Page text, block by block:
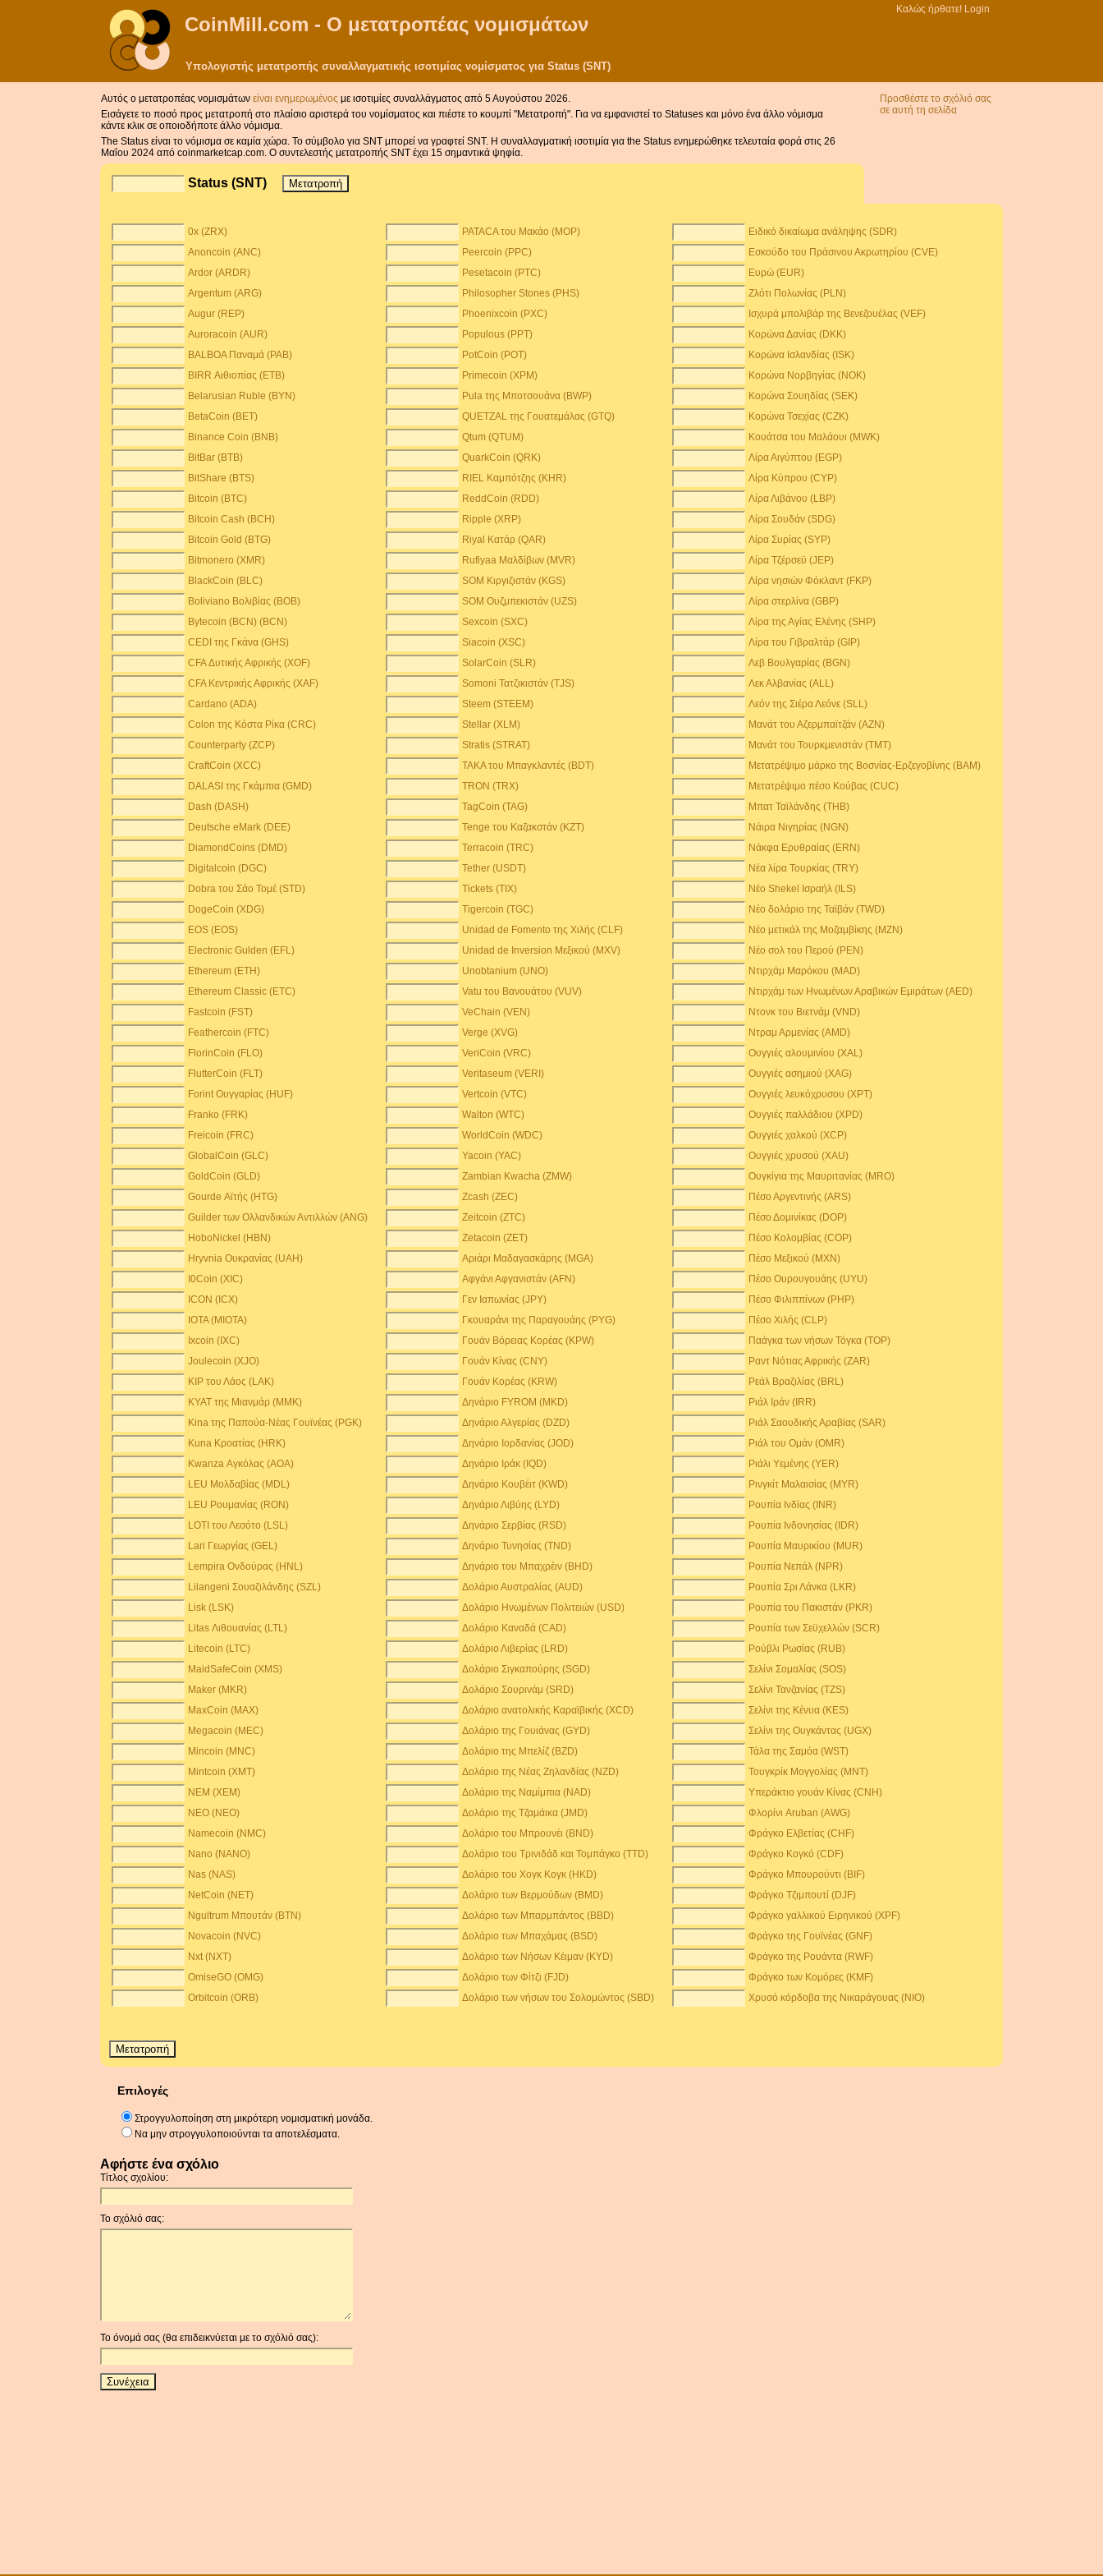
CoinMill.com - Ο μετατροπέας νομισμάτων
Καλώς ήρθατε! Login
Υπολογιστής μετατροπής συναλλαγματικής ισοτιμίας νομίσματος για Status (SNT)
Αυτός ο μετατροπέας νομισμάτων είναι ενημερωμένος με ισοτιμίες συναλλάγματος από 5 Αυγούστου 2026.
Εισάγετε το ποσό προς μετατροπή στο πλαίσιο αριστερά του νομίσματος και πιέστε το κουμπί "Μετατροπή". Για να εμφανιστεί το Statuses και μόνο ένα άλλο νόμισμα
κάντε κλικ σε οποιοδήποτε άλλο νόμισμα.
The Status είναι το νόμισμα σε καμία χώρα. Το σύμβολο για SNT μπορεί να γραφτεί SNT. Η συναλλαγματική ισοτιμία για the Status ενημερώθηκε τελευταία φορά στις 26
Μαΐου 2024 από coinmarketcap.com. Ο συντελεστής μετατροπής SNT έχει 15 σημαντικά ψηφία.
Προσθέστε το σχόλιό σας
σε αυτή τη σελίδα
Status (SNT)
0x (ZRX) PATACA του Μακάο (MOP)
Ειδικό δικαίωμα ανάληψης (SDR)
Anoncoin (ANC)
Peercoin (PPC)
Εσκούδο του Πράσινου Ακρωτηρίου (CVE)
Ardor (ARDR)
Pesetacoin (PTC)
Ευρώ (EUR)
Argentum (ARG)
Philosopher Stones (PHS)
Ζλότι Πολωνίας (PLN)
Augur (REP)
Phoenixcoin (PXC)
Ισχυρά μπολιβάρ της Βενεζουέλας (VEF)
Auroracoin (AUR)
Populous (PPT)
Κορώνα Δανίας (DKK)
BALBOA Παναμά (PAB)
PotCoin (POT)
Κορώνα Ισλανδίας (ISK)
BIRR Αιθιοπίας (ETB)
Primecoin (XPM)
Κορώνα Νορβηγίας (NOK)
Belarusian Ruble (BYN)
Pula της Μποτσουάνα (BWP)
Κορώνα Σουηδίας (SEK)
BetaCoin (BET)
QUETZAL της Γουατεμάλας (GTQ)
Κορώνα Τσεχίας (CZK)
Binance Coin (BNB)
Qtum (QTUM)
Κουάτσα του Μαλάουι (MWK)
BitBar (BTB)
QuarkCoin (QRK)
Λίρα Αιγύπτου (EGP)
BitShare (BTS)
RIEL Καμπότζης (KHR)
Λίρα Κύπρου (CYP)
Bitcoin (BTC)
ReddCoin (RDD)
Λίρα Λιβάνου (LBP)
Bitcoin Cash (BCH)
Ripple (XRP)
Λίρα Σουδάν (SDG)
Bitcoin Gold (BTG)
Riyal Κατάρ (QAR)
Λίρα Συρίας (SYP)
Bitmonero (XMR)
Rufiyaa Μαλδίβων (MVR)
Λίρα Τζέρσεϋ (JEP)
BlackCoin (BLC)
SOM Κιργιζιστάν (KGS)
Λίρα νησιών Φόκλαντ (FKP)
Boliviano Βολιβίας (BOB)
SOM Ουζμπεκιστάν (UZS)
Λίρα στερλίνα (GBP)
Bytecoin (BCN) (BCN)
Sexcoin (SXC)
Λίρα της Αγίας Ελένης (SHP)
CEDI της Γκάνα (GHS)
Siacoin (XSC)
Λίρα του Γιβραλτάρ (GIP)
CFA Δυτικής Αφρικής (XOF)
SolarCoin (SLR)
Λεβ Βουλγαρίας (BGN)
CFA Κεντρικής Αφρικής (XAF)
Somoni Τατζικιστάν (TJS)
Λεκ Αλβανίας (ALL)
Cardano (ADA)
Steem (STEEM)
Λεόν της Σιέρα Λεόνε (SLL)
Colon της Κόστα Ρίκα (CRC)
Stellar (XLM)
Μανάτ του Αζερμπαϊτζάν (AZN)
Counterparty (ZCP)
Stratis (STRAT)
Μανάτ του Τουρκμενιστάν (TMT)
CraftCoin (XCC)
TAKA του Μπαγκλαντές (BDT)
Μετατρέψιμο μάρκο της Βοσνίας-Ερζεγοβίνης (BAM)
DALASI της Γκάμπια (GMD)
TRON (TRX)
Μετατρέψιμο πέσο Κούβας (CUC)
Dash (DASH)
TagCoin (TAG)
Μπατ Ταϊλάνδης (THB)
Deutsche eMark (DEE)
Tenge του Καζακστάν (KZT)
Νάιρα Νιγηρίας (NGN)
DiamondCoins (DMD)
Terracoin (TRC)
Νάκφα Ερυθραίας (ERN)
Digitalcoin (DGC)
Tether (USDT)
Νέα λίρα Τουρκίας (TRY)
Dobra του Σάο Τομέ (STD)
Tickets (TIX)
Νέο Shekel Ισραήλ (ILS)
DogeCoin (XDG)
Tigercoin (TGC)
Νέο δολάριο της Ταϊβάν (TWD)
EOS (EOS)
Unidad de Fomento της Χιλής (CLF)
Νέο μετικάλ της Μοζαμβίκης (MZN)
Electronic Gulden (EFL)
Unidad de Inversion Μεξικού (MXV)
Νέο σολ του Περού (PEN)
Ethereum (ETH)
Unobtanium (UNO)
Ντιρχάμ Μαρόκου (MAD)
Ethereum Classic (ETC)
Vatu του Βανουάτου (VUV)
Ντιρχάμ των Ηνωμένων Αραβικών Εμιράτων (AED)
Fastcoin (FST)
VeChain (VEN)
Ντονκ του Βιετνάμ (VND)
Feathercoin (FTC)
Verge (XVG)
Ντραμ Αρμενίας (AMD)
FlorinCoin (FLO)
VeriCoin (VRC)
Ουγγιές αλουμινίου (XAL)
FlutterCoin (FLT)
Veritaseum (VERI)
Ουγγιές ασημιού (XAG)
Forint Ουγγαρίας (HUF)
Vertcoin (VTC)
Ουγγιές λευκόχρυσου (XPT)
Franko (FRK)
Walton (WTC)
Ουγγιές παλλάδιου (XPD)
Freicoin (FRC)
WorldCoin (WDC)
Ουγγιές χαλκού (XCP)
GlobalCoin (GLC)
Yacoin (YAC)
Ουγγιές χρυσού (XAU)
GoldCoin (GLD)
Zambian Kwacha (ZMW)
Ουγκίγια της Μαυριτανίας (MRO)
Gourde Αϊτής (HTG)
Zcash (ZEC)
Πέσο Αργεντινής (ARS)
Guilder των Ολλανδικών Αντιλλών (ANG)
Zeitcoin (ZTC)
Πέσο Δομινίκας (DOP)
HoboNickel (HBN)
Zetacoin (ZET)
Πέσο Κολομβίας (COP)
Hryvnia Ουκρανίας (UAH)
Αριάρι Μαδαγασκάρης (MGA)
Πέσο Μεξικού (MXN)
I0Coin (XIC)
Αφγάνι Αφγανιστάν (AFN)
Πέσο Ουρουγουάης (UYU)
ICON (ICX)
Γεν Ιαπωνίας (JPY)
Πέσο Φιλιππίνων (PHP)
IOTA (MIOTA)
Γκουαράνι της Παραγουάης (PYG)
Πέσο Χιλής (CLP)
Ixcoin (IXC)
Γουάν Βόρειας Κορέας (KPW)
Παάγκα των νήσων Τόγκα (TOP)
Joulecoin (XJO)
Γουάν Κίνας (CNY)
Ραντ Νότιας Αφρικής (ZAR)
KIP του Λάος (LAK)
Γουάν Κορέας (KRW)
Ρεάλ Βραζιλίας (BRL)
KYAT της Μιανμάρ (MMK)
Δηνάριο FYROM (MKD)
Ριάλ Ιράν (IRR)
Kina της Παπούα-Νέας Γουϊνέας (PGK)
Δηνάριο Αλγερίας (DZD)
Ριάλ Σαουδικής Αραβίας (SAR)
Kuna Κροατίας (HRK)
Δηνάριο Ιορδανίας (JOD)
Ριάλ του Ομάν (OMR)
Kwanza Αγκόλας (AOA)
Δηνάριο Ιράκ (IQD)
Ριάλι Υεμένης (YER)
LEU Μολδαβίας (MDL)
Δηνάριο Κουβέιτ (KWD)
Ρινγκίτ Μαλαισίας (MYR)
LEU Ρουμανίας (RON)
Δηνάριο Λιβύης (LYD)
Ρουπία Ινδίας (INR)
LOTI του Λεσότο (LSL)
Δηνάριο Σερβίας (RSD)
Ρουπία Ινδονησίας (IDR)
Lari Γεωργίας (GEL)
Δηνάριο Τυνησίας (TND)
Ρουπία Μαυρικίου (MUR)
Lempira Ονδούρας (HNL)
Δηνάριο του Μπαχρέιν (BHD)
Ρουπία Νεπάλ (NPR)
Lilangeni Σουαζιλάνδης (SZL)
Δολάριο Αυστραλίας (AUD)
Ρουπία Σρι Λάνκα (LKR)
Lisk (LSK)
Δολάριο Ηνωμένων Πολιτειών (USD)
Ρουπία του Πακιστάν (PKR)
Litas Λιθουανίας (LTL)
Δολάριο Καναδά (CAD)
Ρουπία των Σεϋχελλών (SCR)
Litecoin (LTC)
Δολάριο Λιβερίας (LRD)
Ρούβλι Ρωσίας (RUB)
MaidSafeCoin (XMS)
Δολάριο Σιγκαπούρης (SGD)
Σελίνι Σομαλίας (SOS)
Maker (MKR)
Δολάριο Σουρινάμ (SRD)
Σελίνι Τανζανίας (TZS)
MaxCoin (MAX)
Δολάριο ανατολικής Καραϊβικής (XCD)
Σελίνι της Κένυα (KES)
Megacoin (MEC)
Δολάριο της Γουιάνας (GYD)
Σελίνι της Ουγκάντας (UGX)
Mincoin (MNC)
Δολάριο της Μπελίζ (BZD)
Τάλα της Σαμόα (WST)
Mintcoin (XMT)
Δολάριο της Νέας Ζηλανδίας (NZD)
Τουγκρίκ Μογγολίας (MNT)
NEM (XEM)
Δολάριο της Ναμίμπια (NAD)
Υπεράκτιο γουάν Κίνας (CNH)
NEO (NEO)
Δολάριο της Τζαμάικα (JMD)
Φλορίνι Aruban (AWG)
Namecoin (NMC)
Δολάριο του Μπρουνέι (BND)
Φράγκο Ελβετίας (CHF)
Nano (NANO)
Δολάριο του Τρινιδάδ και Τομπάγκο (TTD)
Φράγκο Κογκό (CDF)
Nas (NAS)
Δολάριο του Χογκ Κογκ (HKD)
Φράγκο Μπουρούντι (BIF)
NetCoin (NET)
Δολάριο των Βερμούδων (BMD)
Φράγκο Τζιμπουτί (DJF)
Ngultrum Μπουτάν (BTN)
Δολάριο των Μπαρμπάντος (BBD)
Φράγκο γαλλικού Ειρηνικού (XPF)
Novacoin (NVC)
Δολάριο των Μπαχάμας (BSD)
Φράγκο της Γουϊνέας (GNF)
Nxt (NXT)
Δολάριο των Νήσων Κέιμαν (KYD)
Φράγκο της Ρουάντα (RWF)
OmiseGO (OMG)
Δολάριο των Φίτζι (FJD)
Φράγκο των Κομόρες (KMF)
Orbitcoin (ORB)
Δολάριο των νήσων του Σολομώντος (SBD) Χρυσό κόρδοβα της Νικαράγουας (NIO)
Επιλογές
Στρογγυλοποίηση στη μικρότερη νομισματική μονάδα.
Να μην στρογγυλοποιούνται τα αποτελέσματα.
Αφήστε ένα σχόλιο
Τίτλος σχολίου:
Το σχόλιό σας:
Το όνομά σας (θα επιδεικνύεται με το σχόλιό σας):